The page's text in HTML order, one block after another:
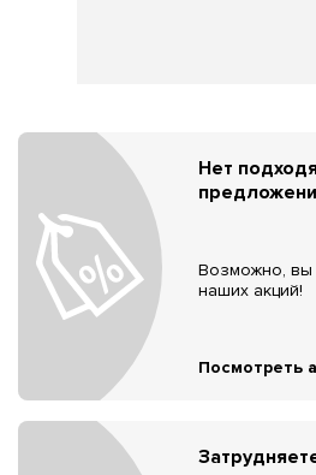
Нет
Возможно, вы
наших акций!
Посмотреть